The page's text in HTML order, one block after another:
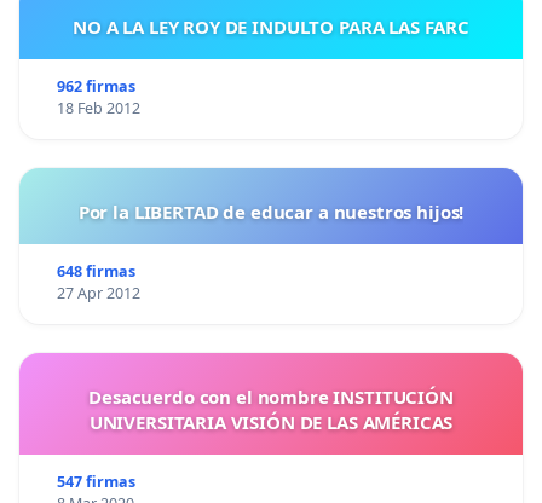
NO A LA LEY ROY DE INDULTO PARA LAS FARC
962 firmas
18 Feb 2012
Por la LIBERTAD de educar a nuestros hijos!
648 firmas
27 Apr 2012
Desacuerdo con el nombre INSTITUCIÓN
UNIVERSITARIA VISIÓN DE LAS AMÉRICAS
547 firmas